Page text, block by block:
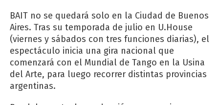
BAIT no se quedará solo en la Ciudad de Buenos
Aires. Tras su temporada de julio en U.House
(viernes y sábados con tres funciones diarias), el
espectáculo inicia una gira nacional que
comenzará con el Mundial de Tango en la Usina
del Arte, para luego recorrer distintas provincias
argentinas.